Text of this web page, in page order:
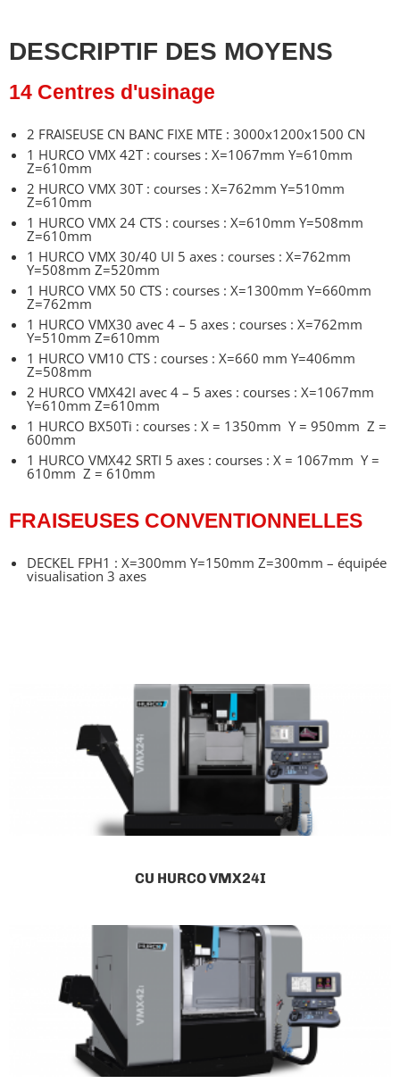
DESCRIPTIF DES MOYENS
14 Centres d'usinage
2 FRAISEUSE CN BANC FIXE MTE : 3000x1200x1500 CN
1 HURCO VMX 42T : courses : X=1067mm Y=610mm
Z=610mm
2 HURCO VMX 30T : courses : X=762mm Y=510mm
Z=610mm
1 HURCO VMX 24 CTS : courses : X=610mm Y=508mm
Z=610mm
1 HURCO VMX 30/40 UI 5 axes : courses : X=762mm
Y=508mm Z=520mm
1 HURCO VMX 50 CTS : courses : X=1300mm Y=660mm
Z=762mm
1 HURCO VMX30 avec 4 – 5 axes : courses : X=762mm
Y=510mm Z=610mm
1 HURCO VM10 CTS : courses : X=660 mm Y=406mm
Z=508mm
2 HURCO VMX42I avec 4 – 5 axes : courses : X=1067mm
Y=610mm Z=610mm
1 HURCO BX50Ti : courses : X = 1350mm Y = 950mm Z =
600mm
1 HURCO VMX42 SRTI 5 axes : courses : X = 1067mm Y =
610mm Z = 610mm
FRAISEUSES CONVENTIONNELLES
DECKEL FPH1 : X=300mm Y=150mm Z=300mm – équipée
visualisation 3 axes
CU HURCO VMX24I